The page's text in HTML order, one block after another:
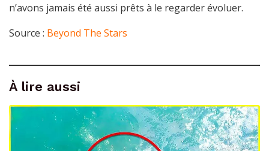
n’avons jamais été aussi prêts à le regarder évoluer.
Source : Beyond The Stars
À lire aussi